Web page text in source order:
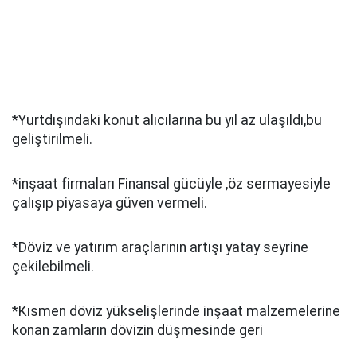
*Yurtdışındaki konut alıcılarına bu yıl az ulaşıldı,bu
geliştirilmeli.
*inşaat firmaları Finansal gücüyle ,öz sermayesiyle
çalışıp piyasaya güven vermeli.
*Döviz ve yatırım araçlarının artışı yatay seyrine
çekilebilmeli.
*Kısmen döviz yükselişlerinde inşaat malzemelerine
konan zamların dövizin düşmesinde geri